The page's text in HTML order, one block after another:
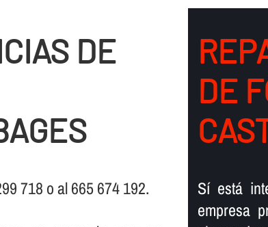
DE
718 o al 665 674 192.
DE
Sí­ está
empresa